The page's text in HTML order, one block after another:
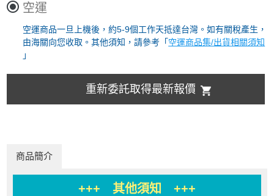
空運
空運商品一旦上機後，約5-9個工作天抵達台灣。如有關稅產生，
由海關向您收取。其他須知，請參考「 空運商品集/出貨相關須知
」
重新委託取得最新報價
商品簡介
+++ 其他須知 +++